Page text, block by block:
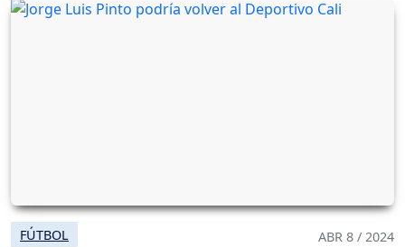
FÚTBOL ABR 8 / 2024